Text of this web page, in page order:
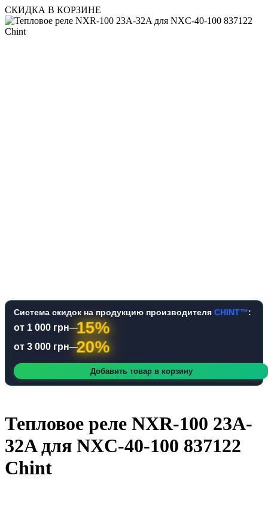
СКИДКА В КОРЗИНЕ
Система скидок на продукцию производителя CHINT™:
от 1 000 грн—15%
от 3 000 грн—20%
Добавить товар в корзину
Тепловое реле NXR-100 23A-
32A для NXC-40-100 837122
Chint